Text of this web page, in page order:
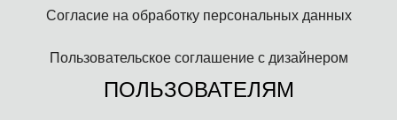
Согласие на обработку персональных данных
Пользовательское соглашение с дизайнером
ПОЛЬЗОВАТЕЛЯМ